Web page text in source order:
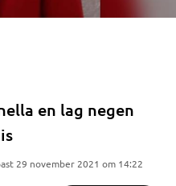
en lag negen
29 november 2021 om 14:22